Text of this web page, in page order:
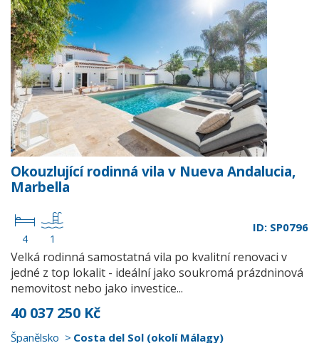
Okouzlující rodinná vila v Nueva Andalucia,
Marbella
4 1
ID: SP0796
Velká rodinná samostatná vila po kvalitní renovaci v
jedné z top lokalit - ideální jako soukromá prázdninová
nemovitost nebo jako investice...
40 037 250 Kč
Španělsko Costa del Sol (okolí Málagy)